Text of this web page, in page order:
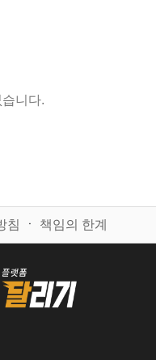
니다.
침 ㆍ 책임의 한계